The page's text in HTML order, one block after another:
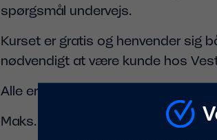
spørgsmål undervejs.
Kurset er gratis og henvender sig
nødvendigt at være kunde hos
Alle er velkommen og der vil være
Maks. antal deltagere er 14 og